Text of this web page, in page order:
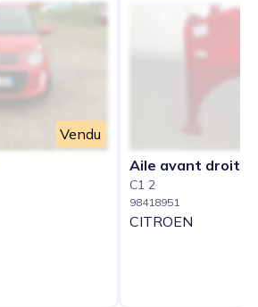
Vendu
Aile avant droit
C1 2
98418951
CITROEN